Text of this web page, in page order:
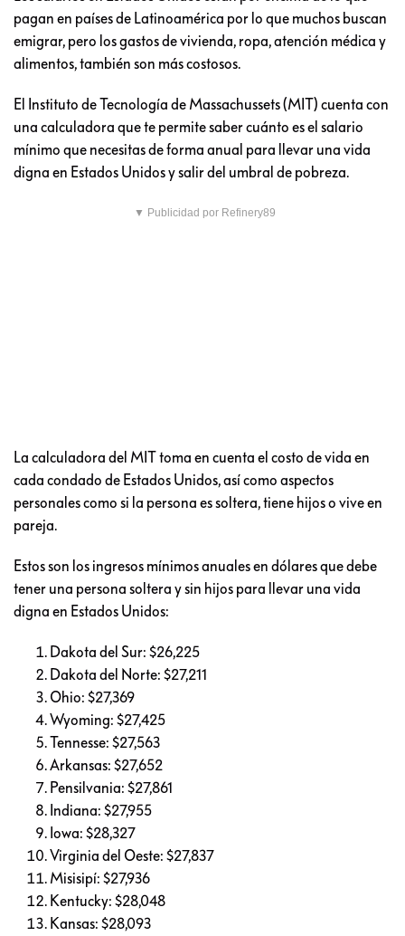
pagan en países de Latinoamérica por lo que muchos buscan
emigrar, pero los gastos de vivienda, ropa, atención médica y
alimentos, también son más costosos.
El Instituto de Tecnología de Massachussets (MIT) cuenta con
una calculadora que te permite saber cuánto es el salario
mínimo que necesitas de forma anual para llevar una vida
digna en Estados Unidos y salir del umbral de pobreza.
▼ Publicidad por Refinery89
La calculadora del MIT toma en cuenta el costo de vida en
cada condado de Estados Unidos, así como aspectos
personales como si la persona es soltera, tiene hijos o vive en
pareja.
Estos son los ingresos mínimos anuales en dólares que debe
tener una persona soltera y sin hijos para llevar una vida
digna en Estados Unidos:
Dakota del Sur: $26,225
Dakota del Norte: $27,211
Ohio: $27,369
Wyoming: $27,425
Tennesse: $27,563
Arkansas: $27,652
Pensilvania: $27,861
Indiana: $27,955
Iowa: $28,327
Virginia del Oeste: $27,837
Misisipí: $27,936
Kentucky: $28,048
Kansas: $28,093